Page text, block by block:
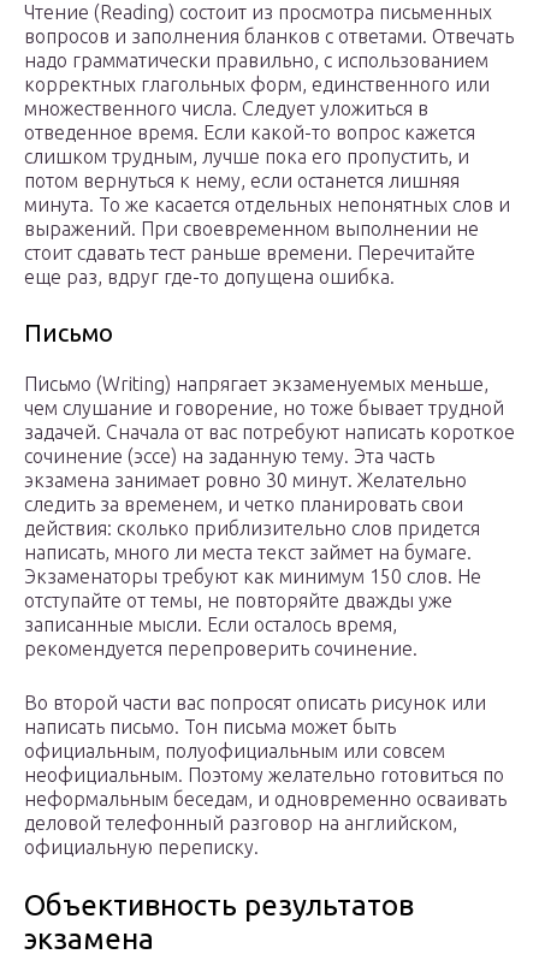
Чтение (Reading) состоит из просмотра письменных
вопросов и заполнения бланков с ответами. Отвечать
надо грамматически правильно, с использованием
корректных глагольных форм, единственного или
множественного числа. Следует уложиться в
отведенное время. Если какой-то вопрос кажется
слишком трудным, лучше пока его пропустить, и
потом вернуться к нему, если останется лишняя
минута. То же касается отдельных непонятных слов и
выражений. При своевременном выполнении не
стоит сдавать тест раньше времени. Перечитайте
еще раз, вдруг где-то допущена ошибка.
Письмо
Письмо (Writing) напрягает экзаменуемых меньше,
чем слушание и говорение, но тоже бывает трудной
задачей. Сначала от вас потребуют написать короткое
сочинение (эссе) на заданную тему. Эта часть
экзамена занимает ровно 30 минут. Желательно
следить за временем, и четко планировать свои
действия: сколько приблизительно слов придется
написать, много ли места текст займет на бумаге.
Экзаменаторы требуют как минимум 150 слов. Не
отступайте от темы, не повторяйте дважды уже
записанные мысли. Если осталось время,
рекомендуется перепроверить сочинение.
Во второй части вас попросят описать рисунок или
написать письмо. Тон письма может быть
официальным, полуофициальным или совсем
неофициальным. Поэтому желательно готовиться по
неформальным беседам, и одновременно осваивать
деловой телефонный разговор на английском,
официальную переписку.
Объективность результатов
экзамена